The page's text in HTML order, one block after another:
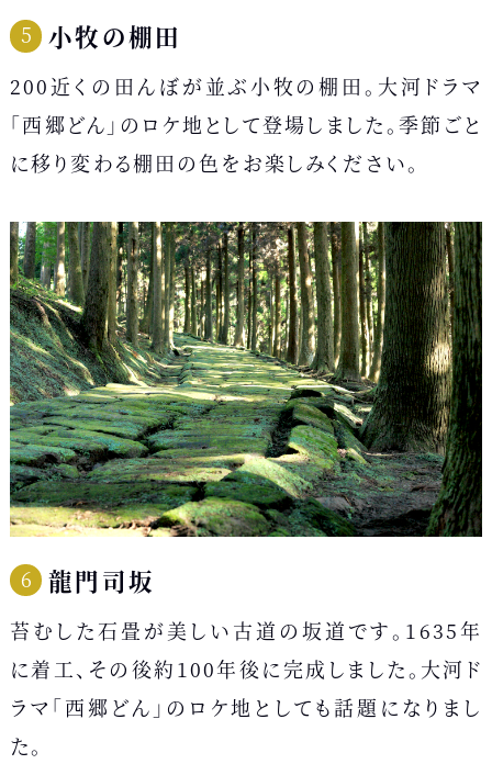
小牧の棚田
200近くの田んぼが並ぶ小牧の棚田。大河ドラマ
「西郷どん」のロケ地として登場しました。季節ごと
に移り変わる棚田の色をお楽しみください。
龍門司坂
苔むした石畳が美しい古道の坂道です。1635年
に着工、その後約100年後に完成しました。大河ド
ラマ「西郷どん」のロケ地としても話題になりまし
た。